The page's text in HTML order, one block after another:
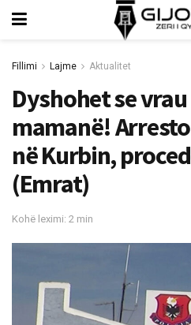
Fillimi Lajme Aktualitet
Dyshohet se
mamanë!
në Kurbin,
(Emrat)
Kohë leximi: 2 min